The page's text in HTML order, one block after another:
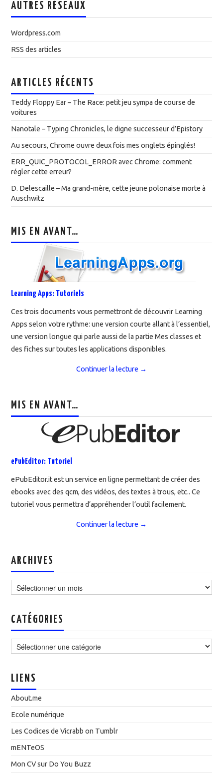
AUTRES RÉSEAUX
Wordpress.com
RSS des articles
ARTICLES RÉCENTS
Teddy Floppy Ear – The Race: petit jeu sympa de course de
voitures
Nanotale – Typing Chronicles, le digne successeur d’Epistory
Au secours, Chrome ouvre deux fois mes onglets épinglés!
ERR_QUIC_PROTOCOL_ERROR avec Chrome: comment
régler cette erreur?
D. Delescaille – Ma grand-mère, cette jeune polonaise morte à
Auschwitz
MIS EN AVANT…
Learning Apps: Tutoriels
Ces trois documents vous permettront de découvrir Learning
Apps selon votre rythme: une version courte allant à l’essentiel,
une version longue qui parle aussi de la partie Mes classes et
des fiches sur toutes les applications disponibles.
Continuer la lecture →
MIS EN AVANT…
ePubEditor: Tutoriel
ePubEditor.it est un service en ligne permettant de créer des
ebooks avec des qcm, des vidéos, des textes à trous, etc.. Ce
tutoriel vous permettra d’appréhender l’outil facilement.
Continuer la lecture →
ARCHIVES
CATÉGORIES
LIENS
About.me
Ecole numérique
Les Codices de Vicrabb on Tumblr
mENTeOS
Mon CV sur Do You Buzz